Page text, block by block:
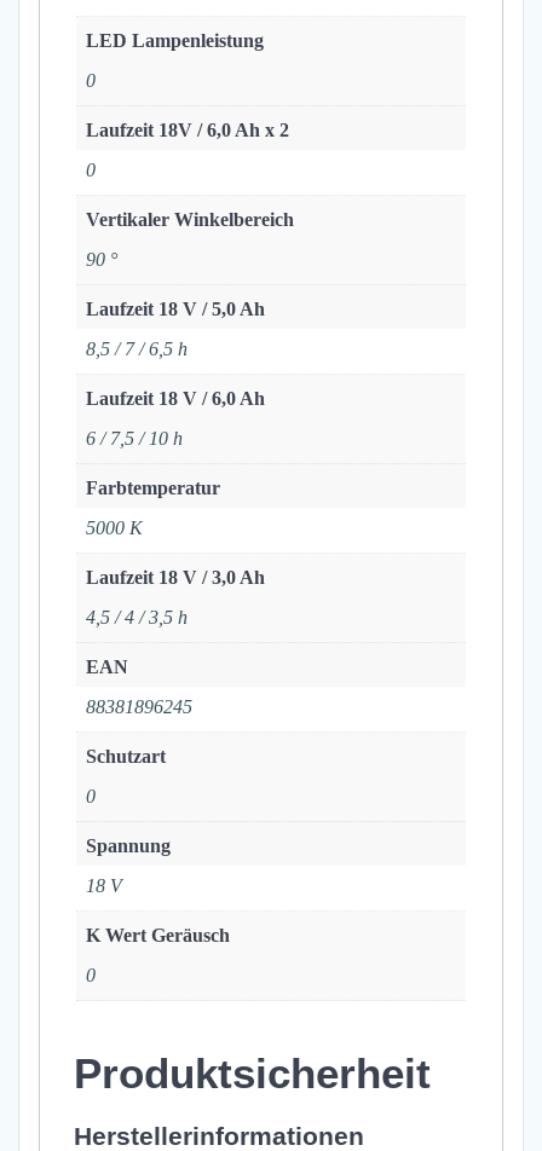
LED Lampenleistung
0
Laufzeit 18V / 6,0 Ah x 2
0
Vertikaler Winkelbereich
90 °
Laufzeit 18 V / 5,0 Ah
8,5 / 7 / 6,5 h
Laufzeit 18 V / 6,0 Ah
6 / 7,5 / 10 h
Farbtemperatur
5000 K
Laufzeit 18 V / 3,0 Ah
4,5 / 4 / 3,5 h
EAN
88381896245
Schutzart
0
Spannung
18 V
K Wert Geräusch
0
Produktsicherheit
Herstellerinformationen